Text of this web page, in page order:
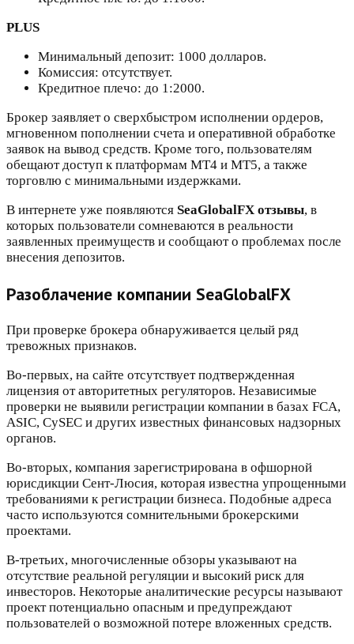
PLUS
Минимальный депозит: 1000 долларов.
Комиссия: отсутствует.
Кредитное плечо: до 1:2000.
Брокер заявляет о сверхбыстром исполнении ордеров,
мгновенном пополнении счета и оперативной обработке
заявок на вывод средств. Кроме того, пользователям
обещают доступ к платформам MT4 и MT5, а также
торговлю с минимальными издержками.
В интернете уже появляются SeaGlobalFX отзывы, в
которых пользователи сомневаются в реальности
заявленных преимуществ и сообщают о проблемах после
внесения депозитов.
Разоблачение компании SeaGlobalFX
При проверке брокера обнаруживается целый ряд
тревожных признаков.
Во-первых, на сайте отсутствует подтвержденная
лицензия от авторитетных регуляторов. Независимые
проверки не выявили регистрации компании в базах FCA,
ASIC, CySEC и других известных финансовых надзорных
органов.
Во-вторых, компания зарегистрирована в офшорной
юрисдикции Сент-Люсия, которая известна упрощенными
требованиями к регистрации бизнеса. Подобные адреса
часто используются сомнительными брокерскими
проектами.
В-третьих, многочисленные обзоры указывают на
отсутствие реальной регуляции и высокий риск для
инвесторов. Некоторые аналитические ресурсы называют
проект потенциально опасным и предупреждают
пользователей о возможной потере вложенных средств.